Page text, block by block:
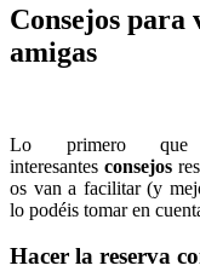
Consejos
amigas
Lo primero que
interesantes consejos
os van a facilitar (y
lo podéis tomar en
Hacer la reserva